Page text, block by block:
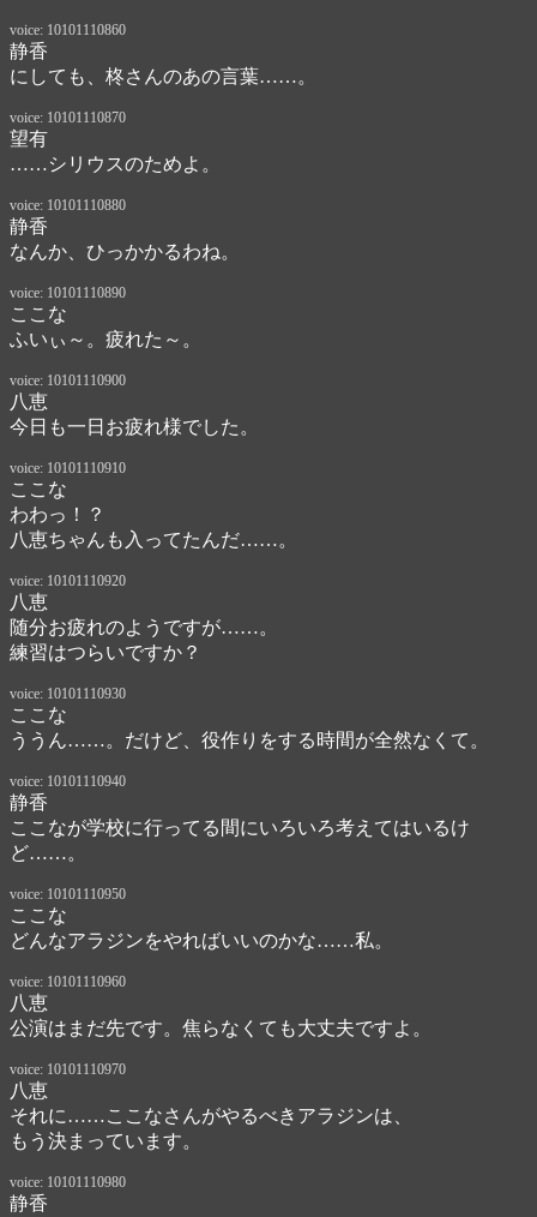
voice: 10101110860
静香
にしても、柊さんのあの言葉……。
voice: 10101110870
望有
……シリウスのためよ。
voice: 10101110880
静香
なんか、ひっかかるわね。
voice: 10101110890
ここな
ふいぃ～。疲れた～。
voice: 10101110900
八恵
今日も一日お疲れ様でした。
voice: 10101110910
ここな
わわっ！？
八恵ちゃんも入ってたんだ……。
voice: 10101110920
八恵
随分お疲れのようですが……。
練習はつらいですか？
voice: 10101110930
ここな
ううん……。だけど、役作りをする時間が全然なくて。
voice: 10101110940
静香
ここなが学校に行ってる間にいろいろ考えてはいるけ
ど……。
voice: 10101110950
ここな
どんなアラジンをやればいいのかな……私。
voice: 10101110960
八恵
公演はまだ先です。焦らなくても大丈夫ですよ。
voice: 10101110970
八恵
それに……ここなさんがやるべきアラジンは、
もう決まっています。
voice: 10101110980
静香